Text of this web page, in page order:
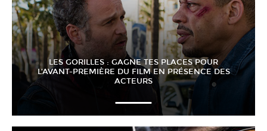
LES GORILLES : GAGNE TES PLACES POUR
L’AVANT-PREMIÈRE DU FILM EN PRÉSENCE DES
ACTEURS